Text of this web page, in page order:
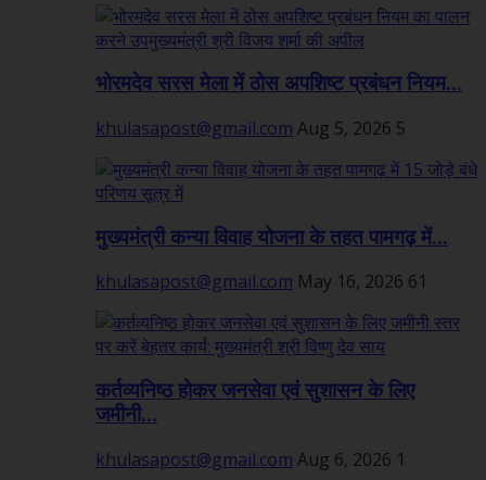
भोरमदेव सरस मेला में ठोस अपशिष्ट प्रबंधन नियम...
khulasapost@gmail.com Aug 5, 2026 5
मुख्यमंत्री कन्या विवाह योजना के तहत पामगढ़ में...
khulasapost@gmail.com May 16, 2026 61
कर्तव्यनिष्ठ होकर जनसेवा एवं सुशासन के लिए
जमीनी...
khulasapost@gmail.com Aug 6, 2026 1